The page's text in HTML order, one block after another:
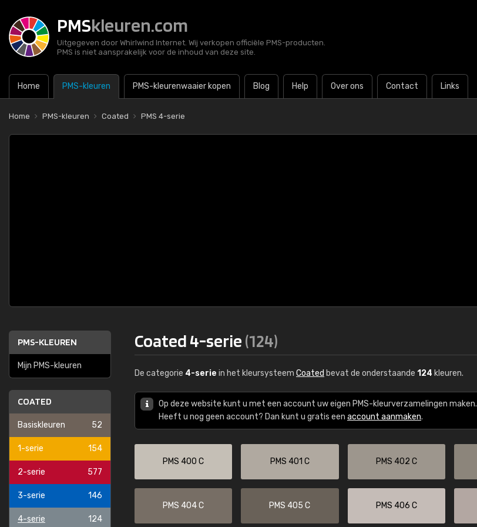
PMSkleuren.com
Uitgegeven door Whirlwind Internet. Wij verkopen officiële PMS-producten.
PMS is niet aansprakelijk voor de inhoud van deze site.
Home PMS-kleuren PMS-kleurenwaaier kopen Blog Help Over ons Contact Links
Home PMS-kleuren Coated PMS 4-serie
PMS-KLEUREN
Mijn PMS-kleuren
COATED
Basiskleuren 52
1-serie 154
2-serie 577
3-serie 146
4-serie 124
Coated 4-serie(124)
De categorie 4-serie in het kleursysteem Coated bevat de onderstaande 124 kleuren.
Op deze website kunt u met een account uw eigen PMS-kleurverzamelingen maken.
Heeft u nog geen account? Dan kunt u gratis een account aanmaken.
PMS 400 C PMS 401 C PMS 402 C
PMS 404 C PMS 405 C PMS 406 C